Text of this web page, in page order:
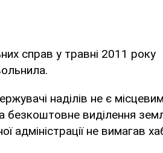
справ у травні 2011 року
наділів не є
безкоштовне виділення
не вимагав